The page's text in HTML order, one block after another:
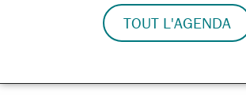
TOUT L'AGENDA